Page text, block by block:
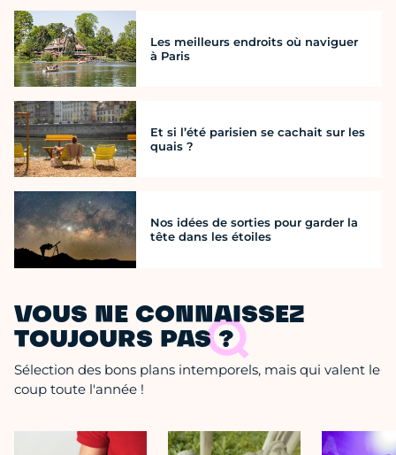
Les meilleurs endroits où naviguer
à Paris
Et si l’été parisien se cachait sur les
quais ?
Nos idées de sorties pour garder la
tête dans les étoiles
VOUS NE CONNAISSEZ
TOUJOURS PAS ?
Sélection des bons plans intemporels, mais qui valent le
coup toute l'année !